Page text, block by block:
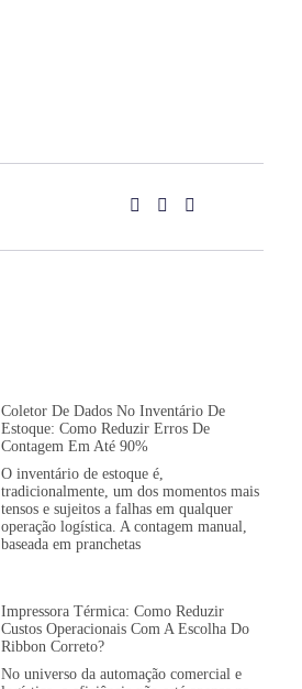
Coletor De Dados No Inventário De
Estoque: Como Reduzir Erros De
Contagem Em Até 90%
O inventário de estoque é,
tradicionalmente, um dos momentos mais
tensos e sujeitos a falhas em qualquer
operação logística. A contagem manual,
baseada em pranchetas
Impressora Térmica: Como Reduzir
Custos Operacionais Com A Escolha Do
Ribbon Correto?
No universo da automação comercial e